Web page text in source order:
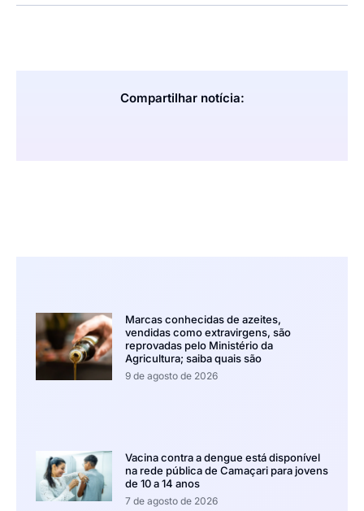
Compartilhar notícia:
Marcas conhecidas de azeites,
vendidas como extravirgens, são
reprovadas pelo Ministério da
Agricultura; saiba quais são
9 de agosto de 2026
Vacina contra a dengue está disponível
na rede pública de Camaçari para jovens
de 10 a 14 anos
7 de agosto de 2026